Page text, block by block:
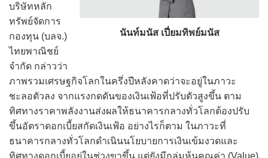
นันท์มนัส เปี่ยมทิพย์มนัส
บริษัทหลัก
ทรัพย์จัดการ
กองทุน (บลจ.)
ไทยพาณิชย์
จำกัด กล่าวว่า
ภาพรวมเศรษฐกิจโลกในครึ่งปีหลังคาดว่าจะอยู่ในภาวะ
ชะลอตัวลง จากแรงกดดันของเงินเฟ้อที่ปรับตัวสูงขึ้น ตาม
ทิศทางราคาพลังงานส่งผลให้ธนาคารกลางทั่วโลกต้องปรับ
ขึ้นอัตราดอกเบี้ยสกัดเงินเฟ้อ อย่างไรก็ตาม ในภาวะที่
ธนาคารกลางทั่วโลกดำเนินนโยบายการเงินเข้มงวดและ
ทิศทางดอกเบี้ยอยู่ในช่วงขาขึ้น แต่ยังมีกลุ่มหุ้นคุณค่า (Value)